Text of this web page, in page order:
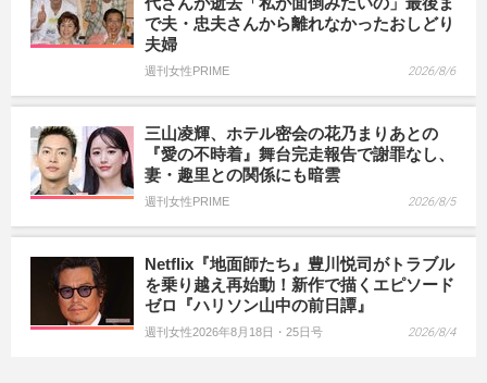
で夫・忠夫さんから離れなかったおしどり
夫婦
週刊女性PRIME 2026/8/6
三山凌輝、ホテル密会の花乃まりあとの
『愛の不時着』舞台完走報告で謝罪なし、
妻・趣里との関係にも暗雲
週刊女性PRIME 2026/8/5
Netflix『地面師たち』豊川悦司がトラブル
を乗り越え再始動！新作で描くエピソード
ゼロ『ハリソン山中の前日譚』
週刊女性2026年8月18日・25日号 2026/8/4